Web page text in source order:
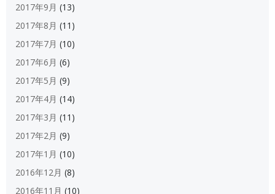
2017年9月 (13)
2017年8月 (11)
2017年7月 (10)
2017年6月 (6)
2017年5月 (9)
2017年4月 (14)
2017年3月 (11)
2017年2月 (9)
2017年1月 (10)
2016年12月 (8)
2016年11月 (10)